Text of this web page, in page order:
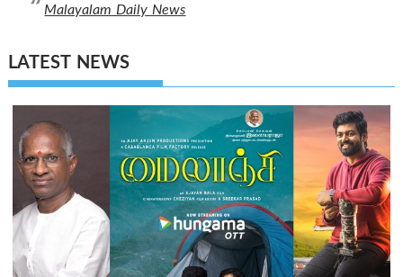
Malayalam Daily News
LATEST NEWS